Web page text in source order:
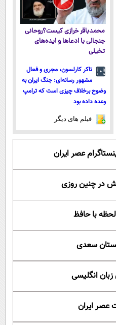
محمدباقر خرازی کیست؟روحانی
جنجالی با ادعاها و ایده‌های
تخیلی
تاکر کارلسون، مجری و فعال
مشهور رسانه‌ای: جنگ ایران به
وضوح برخلاف چیزی است که ترامپ
وعده داده بود
فیلم های دیگر
عصر ایران
با حافظ
سعدی
انگلیسی
عصر ایران